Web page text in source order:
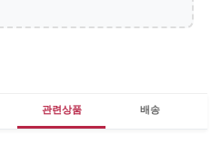
관련상품 배송